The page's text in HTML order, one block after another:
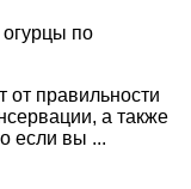
огурцы по
от правильности
а также
если вы ...